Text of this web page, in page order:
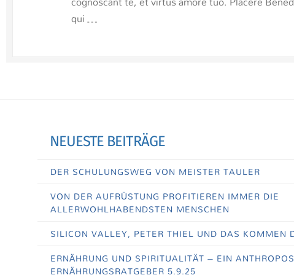
qui …
NEUESTE BEITRÄGE
DER SCHULUNGSWEG VON MEISTER TAULER
VON DER AUFRÜSTUNG PROFITIEREN IMMER DIE
ALLERWOHLHABENDSTEN MENSCHEN
SILICON VALLEY, PETER THIEL UND DAS KOMMEN
ERNÄHRUNG UND SPIRITUALITÄT – EIN
ERNÄHRUNGSRATGEBER 5.9.25